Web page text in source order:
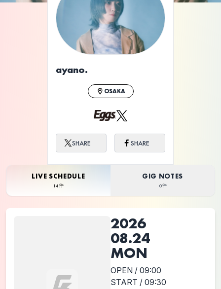
ライブ体験をもっと楽しく、もっと便利
ayano.
OSAKA
SHARE SHARE
LIVE SCHEDULE
14件
GIG NOTES
0件
2026
08.24
MON
OPEN / 09:00
START / 09:30